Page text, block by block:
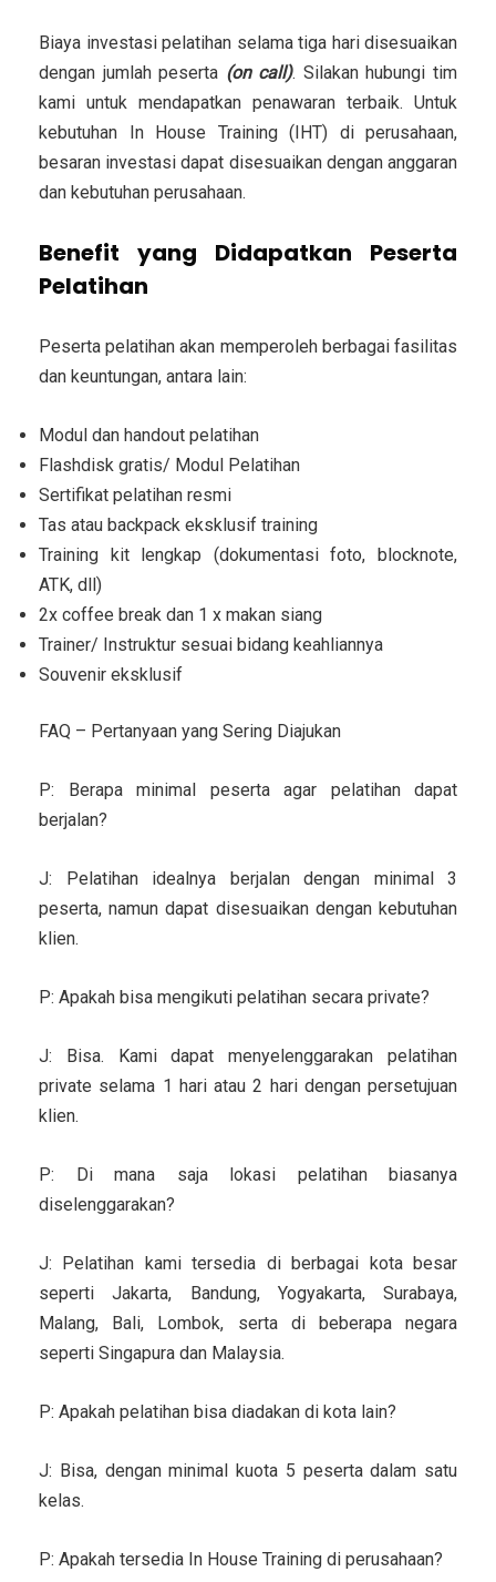
Biaya investasi pelatihan selama tiga hari disesuaikan
dengan jumlah peserta (on call). Silakan hubungi tim
kami untuk mendapatkan penawaran terbaik. Untuk
kebutuhan In House Training (IHT) di perusahaan,
besaran investasi dapat disesuaikan dengan anggaran
dan kebutuhan perusahaan.
Benefit yang Didapatkan Peserta
Pelatihan
Peserta pelatihan akan memperoleh berbagai fasilitas
dan keuntungan, antara lain:
Modul dan handout pelatihan
Flashdisk gratis/ Modul Pelatihan
Sertifikat pelatihan resmi
Tas atau backpack eksklusif training
Training kit lengkap (dokumentasi foto, blocknote,
ATK, dll)
2x coffee break dan 1 x makan siang
Trainer/ Instruktur sesuai bidang keahliannya
Souvenir eksklusif
FAQ – Pertanyaan yang Sering Diajukan
P: Berapa minimal peserta agar pelatihan dapat
berjalan?
J: Pelatihan idealnya berjalan dengan minimal 3
peserta, namun dapat disesuaikan dengan kebutuhan
klien.
P: Apakah bisa mengikuti pelatihan secara private?
J: Bisa. Kami dapat menyelenggarakan pelatihan
private selama 1 hari atau 2 hari dengan persetujuan
klien.
P: Di mana saja lokasi pelatihan biasanya
diselenggarakan?
J: Pelatihan kami tersedia di berbagai kota besar
seperti Jakarta, Bandung, Yogyakarta, Surabaya,
Malang, Bali, Lombok, serta di beberapa negara
seperti Singapura dan Malaysia.
P: Apakah pelatihan bisa diadakan di kota lain?
J: Bisa, dengan minimal kuota 5 peserta dalam satu
kelas.
P: Apakah tersedia In House Training di perusahaan?